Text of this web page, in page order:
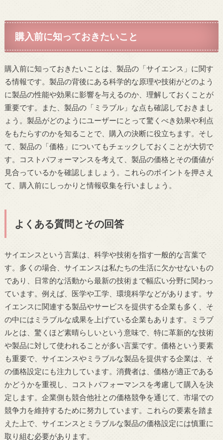
購入前に知っておきたいこと
購入前に知っておきたいことは、製品の「サイエンス」に関す
る情報です。製品の背後にある科学的な原理や技術がどのよう
に製品の性能や効果に影響を与えるのか、理解しておくことが
重要です。また、製品の「ミラブル」な点も確認しておきまし
ょう。製品がどのようにユーザーにとって驚くべき効果や利点
をもたらすのかを知ることで、購入の決断に役立ちます。そし
て、製品の「価格」についてもチェックしておくことが大切で
す。コストパフォーマンスを考えて、製品の価格とその価値が
見合っているかを確認しましょう。これらのポイントを押さえ
て、購入前にしっかりと情報収集を行いましょう。
よくある質問とその回答
サイエンスという言葉は、科学や技術を指す一般的な言葉で
す。多くの場合、サイエンスは私たちの生活に欠かせないもの
であり、日常的な活動から最新の技術まで幅広い分野に関わっ
ています。例えば、医学や工学、環境科学などがあります。サ
イエンスに関連する製品やサービスを提供する企業も多く、そ
の中にはミラブルな成果を上げている企業もあります。ミラブ
ルとは、驚くほど素晴らしいという意味で、特に革新的な技術
や製品に対して使われることが多い言葉です。価格という要素
も重要で、サイエンスやミラブルな製品を提供する企業は、そ
の価格設定にも注力しています。消費者は、価格が適正である
かどうかを重視し、コストパフォーマンスを考慮して購入を決
定します。企業側も競合他社との価格競争を通じて、市場での
競争力を維持するために努力しています。これらの要素を踏ま
えた上で、サイエンスとミラブルな製品の価格設定には慎重に
取り組む必要があります。